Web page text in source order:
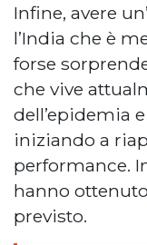
Infine, avere
l’India che è
forse
che vive
dell’epidemia
iniziando a
performance.
hanno
previsto.